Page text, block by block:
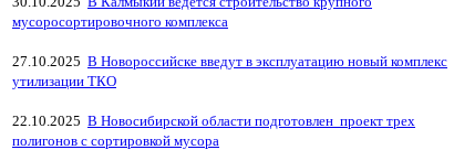
мусоросортировочного комплекса
27.10.2025 В Новороссийске введут в эксплуатацию новый комплекс
утилизации ТКО
22.10.2025 В Новосибирской области подготовлен проект трех
полигонов с сортировкой мусора